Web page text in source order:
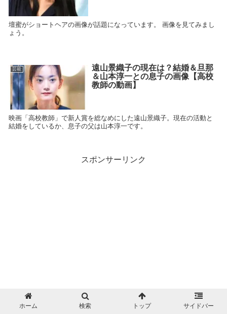
壇蜜がショートヘアの画像が話題になっています。 画像を見てみまし
ょう。
芸能
遠山景織子の現在は？結婚＆旦那
＆山本淳一との息子の画像【高校
教師の動画】
映画「高校教師」で新人賞を総なめにした遠山景織子。現在の活動と
結婚をしているか、息子の父は山本淳一です。
スポンサーリンク
ホーム 検索 トップ サイドバー